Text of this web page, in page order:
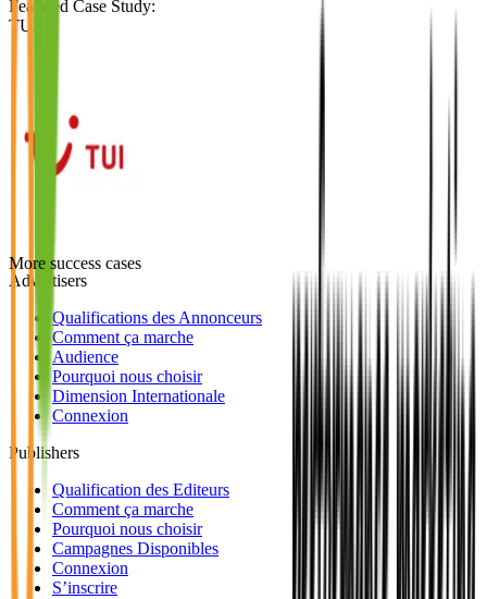
Featured Case Study:
TUI
More success cases
Advertisers
Qualifications des Annonceurs
Comment ça marche
Audience
Pourquoi nous choisir
Dimension Internationale
Connexion
Publishers
Qualification des Editeurs
Comment ça marche
Pourquoi nous choisir
Campagnes Disponibles
Connexion
S’inscrire